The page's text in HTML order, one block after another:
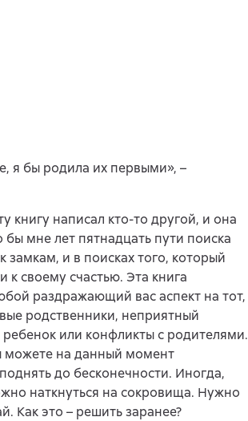
я бы родила их первыми», –
книгу написал кто-то другой, и она
мне лет пятнадцать пути поиска
замкам, и в поисках того, который
своему счастью. Эта книга
раздражающий вас аспект на тот,
родственники, неприятный
или конфликты с родителями.
можете на данный момент
до бесконечности. Иногда,
наткнуться на сокровища. Нужно
Как это – решить заранее?